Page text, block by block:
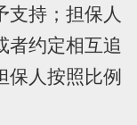
支持；担保人
者约定相互追
保人按照比例